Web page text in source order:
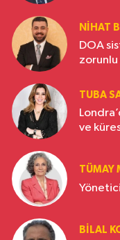
NIHAT
DOA
TUBA
ve
TÜMAY
BILAL